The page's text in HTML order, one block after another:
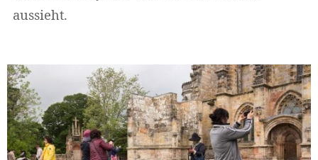
aussieht.